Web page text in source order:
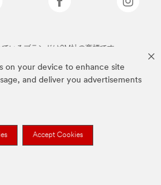
on your device to enhance site
and deliver you advertisements
Accept Cookies
いるブランドは3M社の商標です。